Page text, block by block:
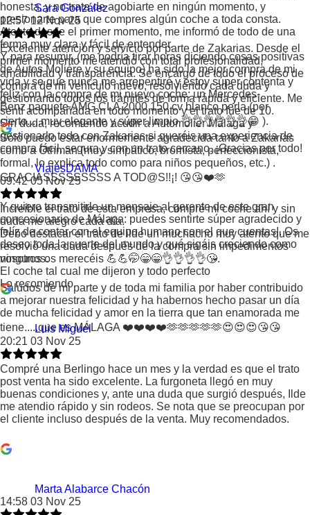
honesta, y no trata de agobiarte en ningún momento, y
presionarte para que compres algún coche a toda consta.
Atento desde el primer momento, me informó de todo de una
forma muy clara y fácil de entender.
Y para resumir, (me podría tirar horas diciendo cosas positivas
de Autos Moliére y su equipo) ha sido la mejor compra de mi
vida y se que nunca me arrepentiré y estoy súper contenta y
felíz con la compra de mi nuevo coche: un Mercedes-
Benz paquete AMG CLA 2000 150 cv blanco perla (por
cierto.....muy elegante y súper limpio 👌👌👌👌👌👌😁 ).
Sólo puedo estar enormemente agradecida tanto a Zakarias
como a Othman (muy simpático, bromista, perfeccionista,
formal, lo explica todo como para niños pequeños, etc.) .
GRACIASSSSSSSSS A TOD@S!!¡! 😘😘❤️🫶
Y quiero transmitirle un mensaje al gerente de este gran
concesionario de Málaga: puedes sentirte súper agradecido y
felíz de contar con el equipo humano con el que cuentas!. Os
deseo toda la suerte del mundo y qué sigáis creciendo como
vosotros os merecéis 💪💪🤭😁😁👌👌👌👌😘.
Saludos de mi parte y de toda mi familia por haber contribuido
a mejorar nuestra felicidad y ha habernos hecho pasar un día
de mucha felicidad y amor en la tierra que tan enamorada me
tiene.....que es MÁLAGA ❤️❤️❤️❤️🫶🫶🫶🫶🫶😍😍😍😘😘
Sara González
12:57 12 Nov 25
Excelente atención y servicio por parte de Zakarias. Desde el
primer momento me atendió con total profesionalidad,
amabilidad y transparencia. Se encargó de todo el proceso de
compra de mi vehículo nuevo, resolviendo cada duda y
gestionando todos los trámites de forma rápida y eficiente. Me
sentí acompañada en todo momento y el trato fue de 10.
Sin duda, recomiendo acudir a Automolier Málaga y
gestionarlo todo con Zakarias si queréis una experiencia de
compra fácil, segura y con un trato cercano. ¡Gracias por todo!
ViajesDAMA
09:42 05 Nov 25
Increíble el trato de esta empresa, compré mi coche ahí y sin
duda me alegro cada día.
Debo destacar el trato de ilde un muchacho muy atento que me
resolvió una duda después de la compra sin impedimentos
ningunos.
El coche tal cual me dijeron y todo perfecto
Lo recomiendo
Luis Miguel
20:21 03 Nov 25
Compré una Berlingo hace un mes y la verdad es que el trato
post venta ha sido excelente. La furgoneta llegó en muy
buenas condiciones y, ante una duda que surgió después, Ilde
me atendio rápido y sin rodeos. Se nota que se preocupan por
el cliente incluso después de la venta. Muy recomendados.
Marta Alabarce Chacón
14:58 03 Nov 25